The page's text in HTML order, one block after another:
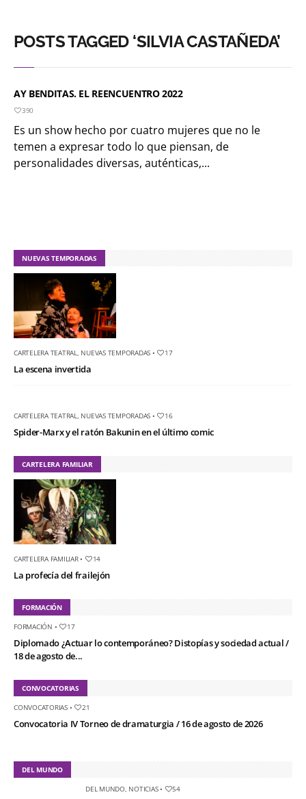
POSTS TAGGED ‘SILVIA CASTAÑEDA’
AY BENDITAS. EL REENCUENTRO 2022
390
Es un show hecho por cuatro mujeres que no le
temen a expresar todo lo que piensan, de
personalidades diversas, auténticas,...
NUEVAS TEMPORADAS
CARTELERA TEATRAL NUEVAS TEMPORADAS • 17
La escena invertida
CARTELERA TEATRAL NUEVAS TEMPORADAS • 16
Spider-Marx y el ratón Bakunin en el último comic
CARTELERA FAMILIAR
CARTELERA FAMILIAR• 14
La profecía del frailejón
FORMACIÓN
FORMACIÓN • 17
Diplomado ¿Actuar lo contemporáneo? Distopías y sociedad actual /
18 de agosto de...
CONVOCATORIAS
CONVOCATORIAS• 21
Convocatoria IV Torneo de dramaturgia / 16 de agosto de 2026
DEL MUNDO
DEL MUNDO, NOTICIAS• 54